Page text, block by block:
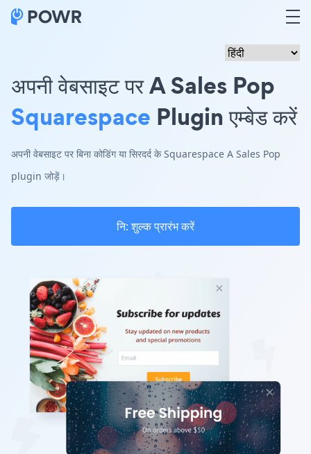
अपनी वेबसाइट पर A Sales Pop
Squarespace Plugin एम्बेड करें
अपनी वेबसाइट पर बिना कोडिंग या सिरदर्द के Squarespace A Sales Pop
plugin जोड़ें।
नि: शुल्क प्रारंभ करें